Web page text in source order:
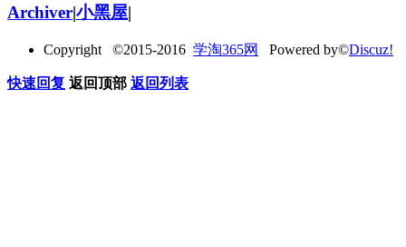
Archiver|小黑屋|
Copyright ©2015-2016 学淘365网 Powered by©Discuz!
快速回复 返回顶部 返回列表